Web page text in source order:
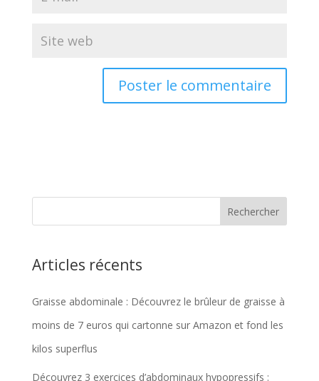
Articles récents
Graisse abdominale : Découvrez le brûleur de graisse à
moins de 7 euros qui cartonne sur Amazon et fond les
kilos superflus
Découvrez 3 exercices d’abdominaux hypopressifs :